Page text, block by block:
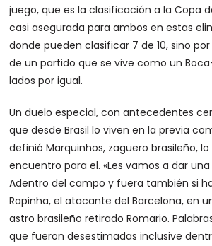
juego, que es la clasificación a la Copa
casi asegurada para ambos en estas
donde pueden clasificar 7 de 10, sino
de un partido que se vive como un
lados por igual.
Un duelo especial, con antecedentes
que desde Brasil lo viven en la previa
definió Marquinhos, zaguero brasileño,
encuentro para el. «Les vamos a dar una
Adentro del campo y fuera también si
Rapinha, el atacante del Barcelona, en
astro brasileño retirado Romario.
que fueron desestimadas inclusive